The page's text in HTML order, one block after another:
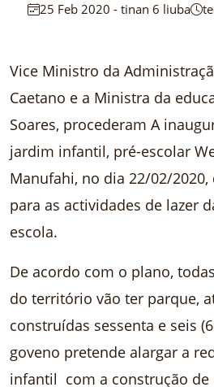
25 Feb 2020 - tinan 6 liuba
Vice Ministro da
Caetano e a Ministra da
Soares, procederam A
jardim infantil, pré-escolar
Manufahi, no dia 22/02/
para as actividades de lazer
escola.
De acordo com o plano,
do território vão ter parque,
construídas sessenta e seis
goveno pretende alargar a
infantil com a construção de